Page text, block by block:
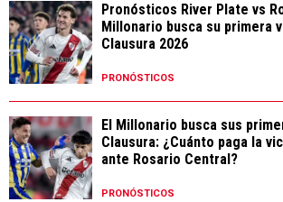
Pronósticos River Plate vs
Millonario busca su primera
Clausura 2026
PRONÓSTICOS
El Millonario busca sus
Clausura: ¿Cuánto paga la
ante Rosario Central?
PRONÓSTICOS